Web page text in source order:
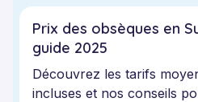
Prix des obsèques en
guide 2025
Découvrez les tarifs
incluses et nos conseils